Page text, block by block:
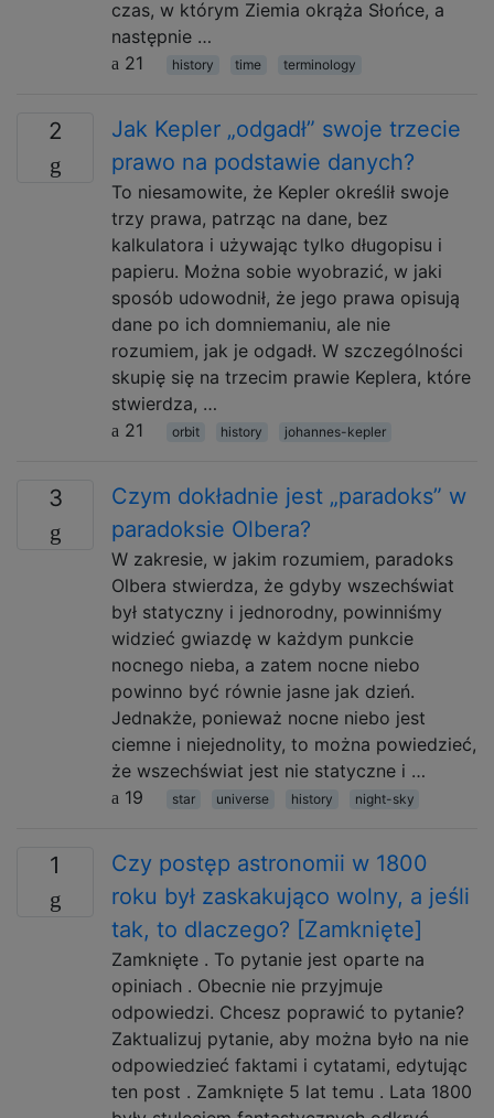
czas, w którym Ziemia okrąża Słońce, a
następnie …
21
history time terminology
2
Jak Kepler „odgadł” swoje trzecie
prawo na podstawie danych?
To niesamowite, że Kepler określił swoje
trzy prawa, patrząc na dane, bez
kalkulatora i używając tylko długopisu i
papieru. Można sobie wyobrazić, w jaki
sposób udowodnił, że jego prawa opisują
dane po ich domniemaniu, ale nie
rozumiem, jak je odgadł. W szczególności
skupię się na trzecim prawie Keplera, które
stwierdza, …
21
orbit history johannes-kepler
3
Czym dokładnie jest „paradoks” w
paradoksie Olbera?
W zakresie, w jakim rozumiem, paradoks
Olbera stwierdza, że ​​gdyby wszechświat
był statyczny i jednorodny, powinniśmy
widzieć gwiazdę w każdym punkcie
nocnego nieba, a zatem nocne niebo
powinno być równie jasne jak dzień.
Jednakże, ponieważ nocne niebo jest
ciemne i niejednolity, to można powiedzieć,
że wszechświat jest nie statyczne i …
19
star universe history night-sky
1
Czy postęp astronomii w 1800
roku był zaskakująco wolny, a jeśli
tak, to dlaczego? [Zamknięte]
Zamknięte . To pytanie jest oparte na
opiniach . Obecnie nie przyjmuje
odpowiedzi. Chcesz poprawić to pytanie?
Zaktualizuj pytanie, aby można było na nie
odpowiedzieć faktami i cytatami, edytując
ten post . Zamknięte 5 lat temu . Lata 1800